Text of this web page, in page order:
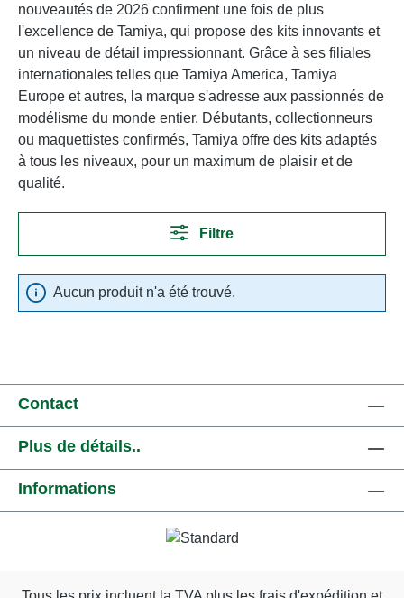
nouveautés de 2026 confirment une fois de plus
l'excellence de Tamiya, qui propose des kits innovants et
un niveau de détail impressionnant. Grâce à ses filiales
internationales telles que Tamiya America, Tamiya
Europe et autres, la marque s'adresse aux passionnés de
modélisme du monde entier. Débutants, collectionneurs
ou maquettistes confirmés, Tamiya offre des kits adaptés
à tous les niveaux, pour un maximum de plaisir et de
qualité.
Filtre
Aucun produit n'a été trouvé.
Contact
Plus de détails..
Informations